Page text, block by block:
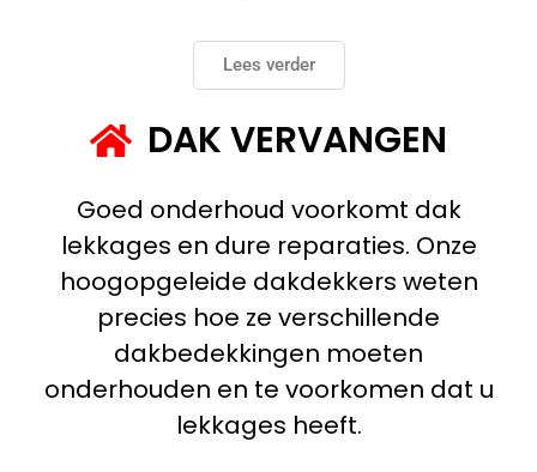
Lees verder
DAK VERVANGEN
Goed onderhoud voorkomt dak
lekkages en dure reparaties. Onze
hoogopgeleide dakdekkers weten
precies hoe ze verschillende
dakbedekkingen moeten
onderhouden en te voorkomen dat u
lekkages heeft.